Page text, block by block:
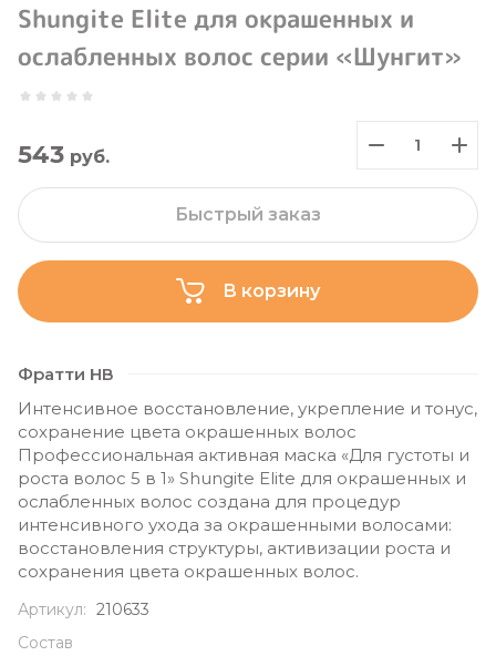
Shungite Elite для окрашенных и
ослабленных волос серии «Шунгит»
543 руб.
В корзину
Быстрый заказ
Фратти НВ
Интенсивное восстановление, укрепление и тонус,
сохранение цвета окрашенных волос
Профессиональная активная маска «Для густоты и
роста волос 5 в 1» Shungite Elite для окрашенных и
ослабленных волос создана для процедур
интенсивного ухода за окрашенными волосами:
восстановления структуры, активизации роста и
сохранения цвета окрашенных волос.
Артикул: 210633
Состав